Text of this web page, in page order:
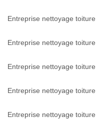
Entreprise nettoyage
Entreprise nettoyage
Entreprise nettoyage
Entreprise nettoyage
Entreprise nettoyage